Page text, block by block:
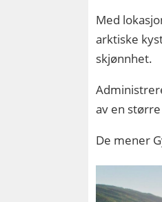
Med
arktiske
skjønnhet.
av en
De mener